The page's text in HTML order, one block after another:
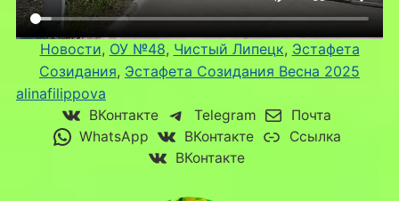
Новости, ОУ №48, Чистый Липецк, Эстафета
Созидания, Эстафета Созидания Весна 2025
alinafilippova
ВКонтакте Telegram
Почта
WhatsApp
ВКонтакте
Ссылка
ВКонтакте